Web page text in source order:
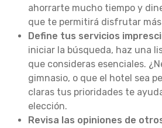
ahorrarte mucho tiempo y
que te permitirá disfrutar
Define tus servicios
iniciar la búsqueda, haz una
que consideras esenciales.
gimnasio, o que el hotel sea
claras tus prioridades te
elección.
Revisa las opiniones de